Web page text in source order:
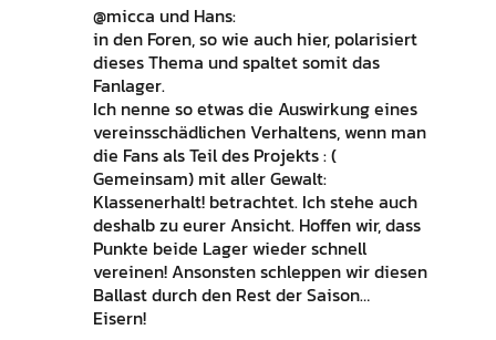
@micca und Hans:
in den Foren, so wie auch hier, polarisiert
dieses Thema und spaltet somit das
Fanlager.
Ich nenne so etwas die Auswirkung eines
vereinsschädlichen Verhaltens, wenn man
die Fans als Teil des Projekts : (
Gemeinsam) mit aller Gewalt:
Klassenerhalt! betrachtet. Ich stehe auch
deshalb zu eurer Ansicht. Hoffen wir, dass
Punkte beide Lager wieder schnell
vereinen! Ansonsten schleppen wir diesen
Ballast durch den Rest der Saison…
Eisern!